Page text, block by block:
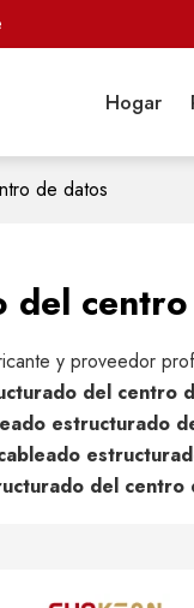
Hogar
de datos
del
y proveedor
del centro
estructurado
del centro